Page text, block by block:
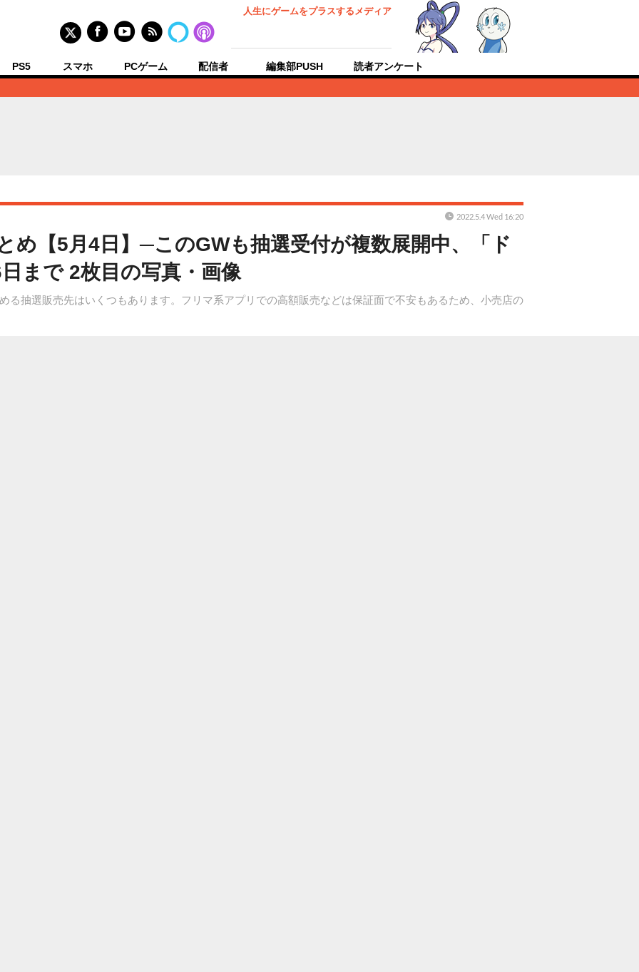
人生にゲームをプラスするメディア
PS5 スマホ PCゲーム 配信者 編集部PUSH 読者アンケート
め【5月4日】─このGWも抽選受付が複数展開中、「ド
まで 2枚目の写真・画像
る抽選販売先はいくつもあります。フリマ系アプリでの高額販売などは保証面で不安もあるため、小売店の
2022.5.4 Wed 16:20